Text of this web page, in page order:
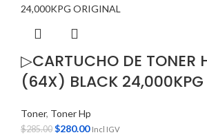
▷CARTUCHO DE TONER
(64X) BLACK 24,000KPG
Toner, Toner Hp
$285.00 $280.00 Incl IGV